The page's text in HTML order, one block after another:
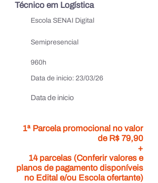
Técnico em Logística
Escola SENAI Digital
Semipresencial
960h
Data de inicio: 23/03/26
Data de inicio
1ª Parcela promocional no valor
de R$ 79,90
+
14 parcelas (Conferir valores e
planos de pagamento disponíveis
no Edital e/ou Escola ofertante)